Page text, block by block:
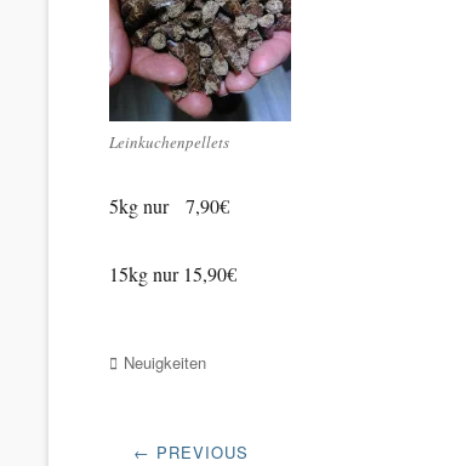
Leinkuchenpellets
5kg nur 7,90€
15kg nur 15,90€
Categories
Neuigkeiten
Beitragsnavigation
← PREVIOUS